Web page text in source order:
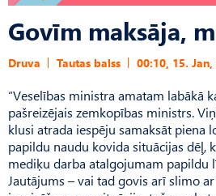
Govīm maksāja,
Druva Tautas balss 00:10, 15. Jan,
“Veselības ministra amatam labākā
pašreizējais zemkopības ministrs.
klusi atrada iespēju samaksāt piena
papildu naudu kovida situācijas dēļ,
mediķu darba atalgojumam papildu
Jautājums – vai tad govis arī slimo